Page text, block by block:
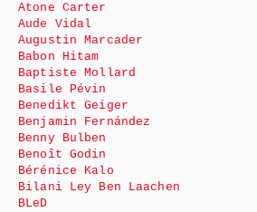
Atone Carter
Aude Vidal
Augustin Marcader
Babon Hitam
Baptiste Mollard
Basile Pévin
Benedikt Geiger
Benjamin Fernández
Benny Bulben
Benoît Godin
Bérénice Kalo
Bilani Ley Ben Laachen
BLeD